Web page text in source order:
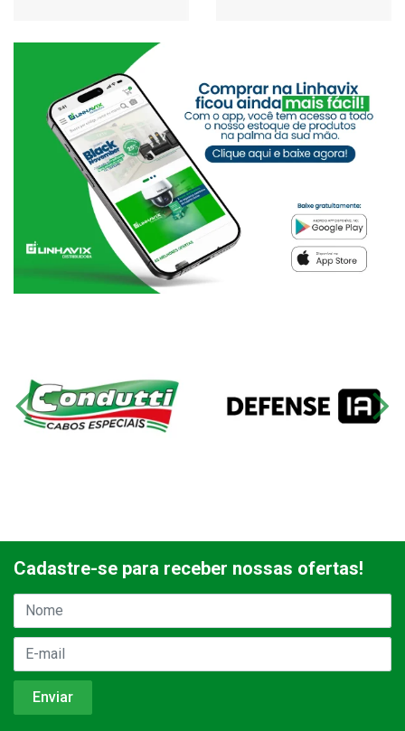
Cadastre-se para receber nossas ofertas!